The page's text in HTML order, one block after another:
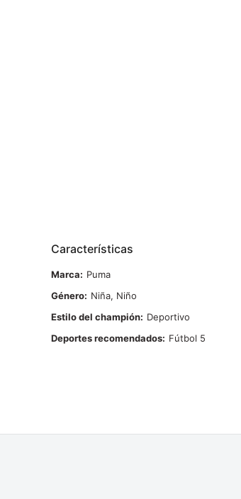
Características
Marca
Puma
Género
Niña, Niño
Estilo del champión
Deportivo
Deportes recomendados
Fútbol 5